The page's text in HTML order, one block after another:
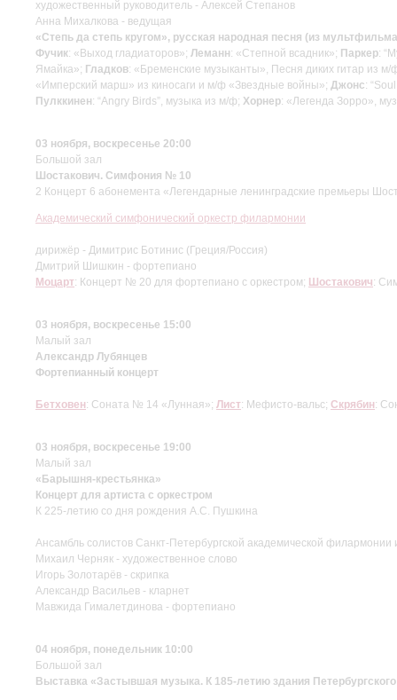
художественный руководитель - Алексей Степанов
Анна Михалкова - ведущая
«Степь да степь кругом», русская народная песня (из
Фучик: «Выход гладиаторов»; Леманн: «Степной всадник»; Паркер:
Ямайка»; Гладков: «Бременские музыканты», Песня диких гитар из
«Имперский марш» из киносаги и м/ф «Звездные войны»; Джонс:
Пулккинен: “Angry Birds”, музыка из м/ф; Хорнер: «Легенда Зорро»,
03 ноября, воскресенье 20:00
Большой зал
Шостакович. Симфония № 10
2 Концерт 6 абонемента «Легендарные ленинградские премьеры
Академический симфонический оркестр филармонии
дирижёр - Димитрис Ботинис (Греция/Россия)
Дмитрий Шишкин - фортепиано
Моцарт: Концерт № 20 для фортепиано с оркестром; Шостакович:
03 ноября, воскресенье 15:00
Малый зал
Александр Лубянцев
Фортепианный концерт
Бетховен: Соната № 14 «Лунная»; Лист: Мефисто-вальс; Скрябин:
03 ноября, воскресенье 19:00
Малый зал
«Барышня-крестьянка»
Концерт для артиста с оркестром
К 225-летию со дня рождения А.С. Пушкина
Ансамбль солистов Санкт-Петербургской академической
Михаил Черняк - художественное слово
Игорь Золотарёв - скрипка
Александр Васильев - кларнет
Мавжида Гималетдинова - фортепиано
04 ноября, понедельник 10:00
Большой зал
Выставка «Застывшая музыка. К 185-летию здания